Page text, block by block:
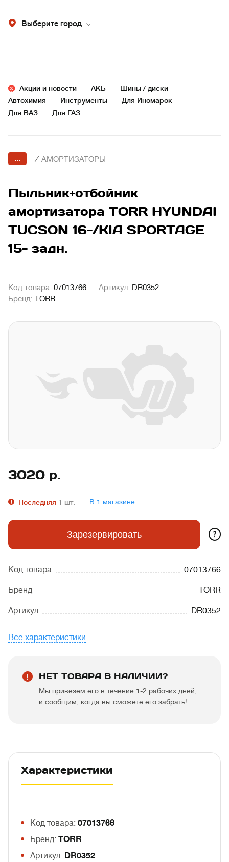
Выберите город
Акции и новости АКБ
Шины / диски
Автохимия
Инструменты
Для Иномарок
Для ВАЗ
Для ГАЗ
... / АМОРТИЗАТОРЫ
Пыльник+отбойник
амортизатора TORR HYUNDAI
TUCSON 16-/KIA SPORTAGE
15- задн.
Код товара: 07013766 Артикул: DR0352
Бренд: TORR
3020 р.
Последняя 1 шт. В 1 магазине
Зарезервировать ?
Код товара 07013766
Бренд TORR
Артикул DR0352
Все характеристики
НЕТ ТОВАРА В НАЛИЧИИ?
Мы привезем его в течение 1-2 рабочих дней,
и сообщим, когда вы сможете его забрать!
Характеристики
Код товара: 07013766
Бренд: TORR
Артикул: DR0352